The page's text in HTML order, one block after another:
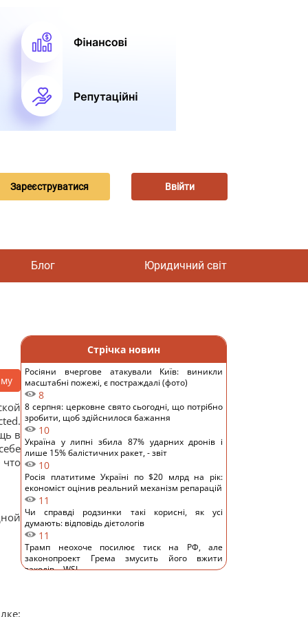
Зареєструватися Ввійти
Блог Юридичний світ
в
Стрічка новин
Росіяни вчергове атакували Київ: виникли
масштабні пожежі, є постраждалі (фото)
8
8 серпня: церковне свято сьогодні, що потрібно
зробити, щоб здійснилося бажання
10
Україна у липні збила 87% ударних дронів і
лише 15% балістичних ракет, - звіт
10
Росія платитиме Україні по $20 млрд на рік:
економіст оцінив реальний механізм репарацій
11
Чи справді родзинки такі корисні, як усі
думають: відповідь дієтологів
11
Трамп неохоче посилює тиск на РФ, але
законопроект Грема змусить його вжити
заходів, - WSJ